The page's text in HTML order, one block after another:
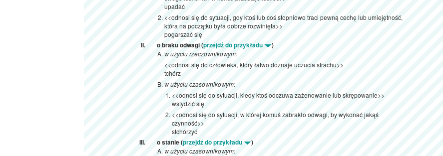
upadać
<<odnosi się do sytuacji, gdy ktoś lub coś stopniowo traci pewną cechę lub umiejętność,
która na początku była dobrze rozwinięta>>
pogarszać się
o braku odwagi (przejdź do przykładu )
w użyciu rzeczownikowym:
<<odnosi się do człowieka, który łatwo doznaje uczucia strachu>>
tchórz
w użyciu czasownikowym:
<<odnosi się do sytuacji, kiedy ktoś odczuwa zażenowanie lub skrępowanie>>
wstydzić się
<<odnosi się do sytuacji, w której komuś zabrakło odwagi, by wykonać jakąś
czynność>>
stchórzyć
o stanie (przejdź do przykładu )
w użyciu czasownikowym: